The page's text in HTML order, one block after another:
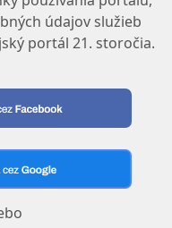
údajov služieb
portál 21. storočia.